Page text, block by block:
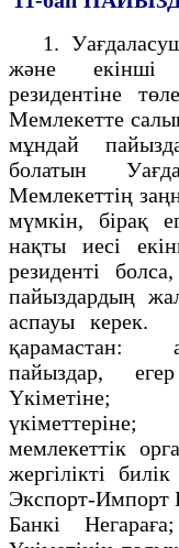
1.
және екінші
резидентіне
Мемлекетте
мұндай
болатын
Мемлекеттің
мүмкін, бірақ
нақты иесі
резиденті
пайыздардың
аспауы керек.
қарамастан: а)
пайыздар,
Үкіметіне;
үкіметтеріне;
мемлекеттік
жергілікті
Экспорт-
Банкі